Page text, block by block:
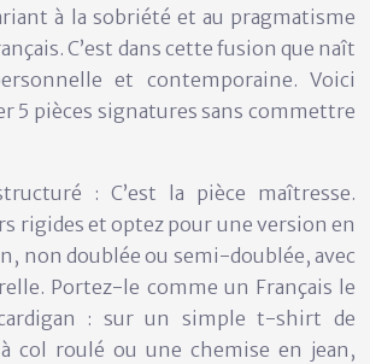
à la sobriété et au pragmatisme
C’est dans cette fusion que naît
et contemporaine. Voici
5 pièces signatures sans commettre
: C’est la pièce maîtresse.
rigides et optez pour une version en
non doublée ou semi-doublée, avec
Portez-le comme un Français le
: sur un simple t-shirt de
col roulé ou une chemise en jean,